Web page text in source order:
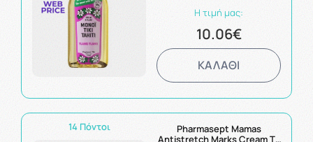
Η τιμή μας:
10.06€
ΚΑΛΑΘΙ
14 Πόντοι
Pharmasept Mamas
Antistretch Marks Cream To